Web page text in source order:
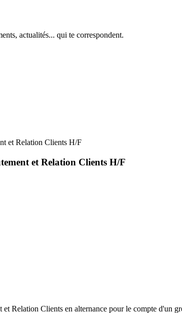
actualités... qui te correspondent.
et Relation Clients H/F
et Relation Clients H/F
Relation Clients en alternance pour le compte d'un